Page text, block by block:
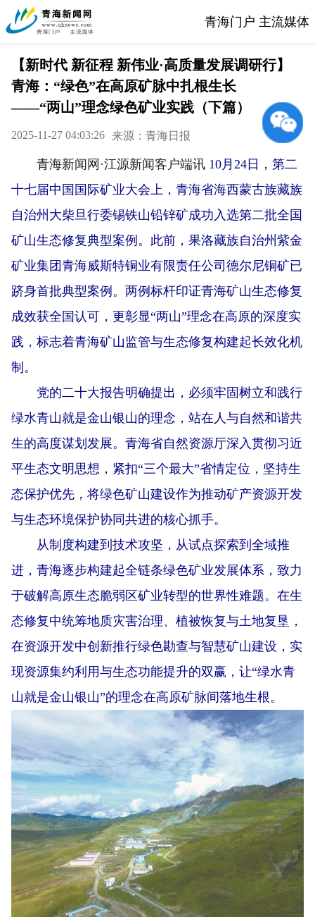
青海门户 主流媒体
【新时代 新征程 新伟业·高质量发展调研行】
青海：“绿色”在高原矿脉中扎根生长
——“两山”理念绿色矿业实践（下篇）
2025-11-27 04:03:26 来源：青海日报
青海新闻网·江源新闻客户端讯 10月24日，第二
十七届中国国际矿业大会上，青海省海西蒙古族藏族
自治州大柴旦行委锡铁山铅锌矿成功入选第二批全国
矿山生态修复典型案例。此前，果洛藏族自治州紫金
矿业集团青海威斯特铜业有限责任公司德尔尼铜矿已
跻身首批典型案例。两例标杆印证青海矿山生态修复
成效获全国认可，更彰显“两山”理念在高原的深度实
践，标志着青海矿山监管与生态修复构建起长效化机
制。
党的二十大报告明确提出，必须牢固树立和践行
绿水青山就是金山银山的理念，站在人与自然和谐共
生的高度谋划发展。青海省自然资源厅深入贯彻习近
平生态文明思想，紧扣“三个最大”省情定位，坚持生
态保护优先，将绿色矿山建设作为推动矿产资源开发
与生态环境保护协同共进的核心抓手。
从制度构建到技术攻坚，从试点探索到全域推
进，青海逐步构建起全链条绿色矿业发展体系，致力
于破解高原生态脆弱区矿业转型的世界性难题。在生
态修复中统筹地质灾害治理、植被恢复与土地复垦，
在资源开发中创新推行绿色勘查与智慧矿山建设，实
现资源集约利用与生态功能提升的双赢，让“绿水青
山就是金山银山”的理念在高原矿脉间落地生根。